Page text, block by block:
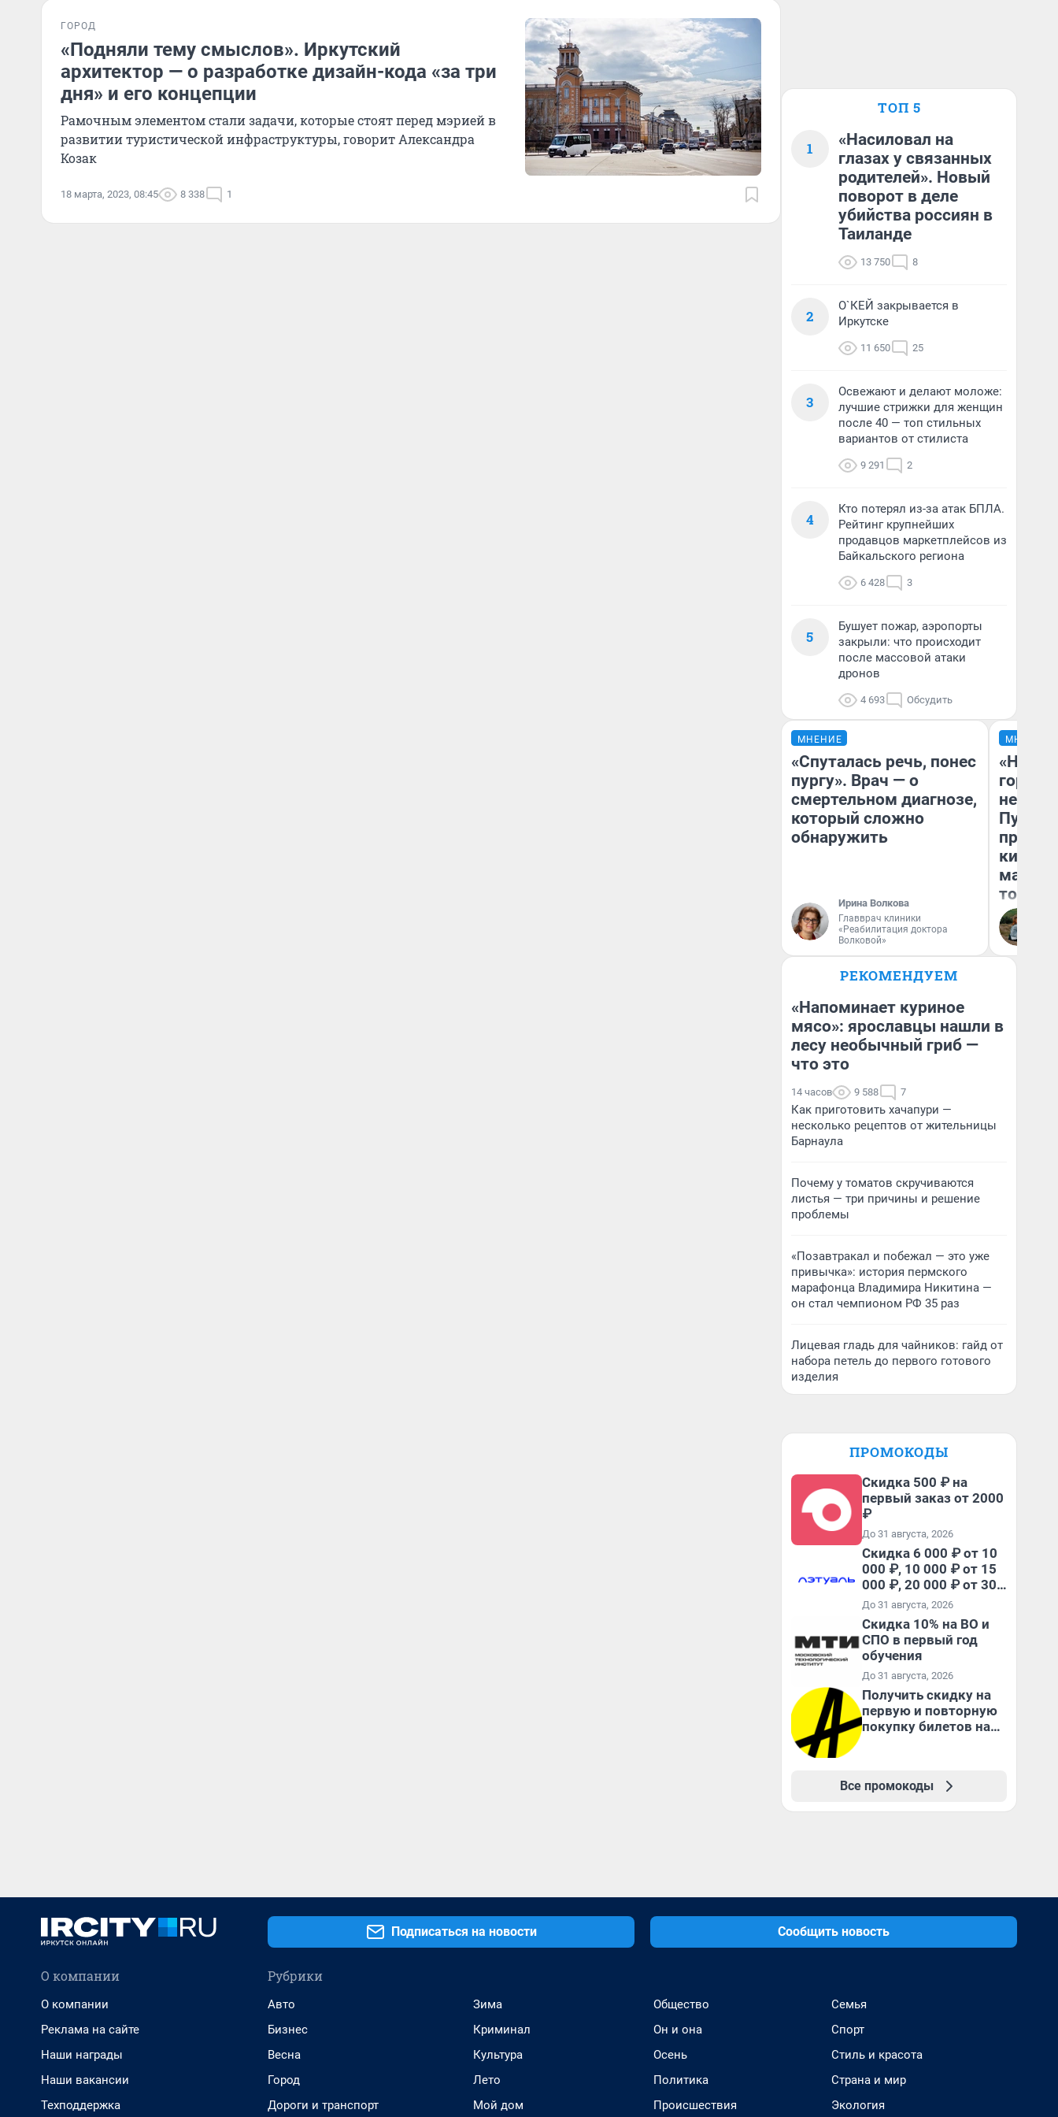
ГОРОД
«Подняли тему смыслов». Иркутский
архитектор — о разработке дизайн-кода «за три
дня» и его концепции
Рамочным элементом стали задачи, которые стоят перед мэрией в
развитии туристической инфраструктуры, говорит Александра
Козак
18 марта, 2023, 08:45 8 338 1
ТОП 5
1
«Насиловал на
глазах у связанных
родителей». Новый
поворот в деле
убийства россиян в
Таиланде
13 750 8
2
О`КЕЙ закрывается в
Иркутске
11 650 25
3
Освежают и делают моложе:
лучшие стрижки для женщин
после 40 — топ стильных
вариантов от стилиста
9 291 2
4
Кто потерял из-за атак БПЛА.
Рейтинг крупнейших
продавцов маркетплейсов из
Байкальского региона
6 428 3
5
Бушует пожар, аэропорты
закрыли: что происходит
после массовой атаки
дронов
4 693 Обсудить
МНЕНИЕ
«Спуталась речь, понес
пургу». Врач — о
смертельном диагнозе,
который сложно
обнаружить
Ирина Волкова
Главврач клиники
«Реабилитация доктора
Волковой»
МНЕНИЕ
«Нет
того
РЕКОМЕНДУЕМ
«Напоминает куриное
мясо»: ярославцы нашли в
лесу необычный гриб —
что это
14 часов 9 588 7
Как приготовить хачапури —
несколько рецептов от жительницы
Барнаула
Почему у томатов скручиваются
листья — три причины и решение
проблемы
«Позавтракал и побежал — это уже
привычка»: история пермского
марафонца Владимира Никитина —
он стал чемпионом РФ 35 раз
Лицевая гладь для чайников: гайд от
набора петель до первого готового
изделия
ПРОМОКОДЫ
Скидка 500 ₽ на
первый заказ от 2000
₽
До 31 августа, 2026
Скидка 6 000 ₽ от 10
000 ₽, 10 000 ₽ от 15
000 ₽, 20 000 ₽ от 30
000 ₽ и 35 000 ₽ от 50
000 ₽ на первый и все
повторные заказы по
промокоду НАБЕРИ
До 31 августа, 2026
Скидка 10% на ВО и
СПО в первый год
обучения
До 31 августа, 2026
Получить скидку на
первую и повторную
покупку билетов на
Все промокоды
Подписаться на новости Сообщить новость
О компании
О компании
Реклама на сайте
Наши награды
Наши вакансии
Техподдержка
Рубрики
Авто
Бизнес
Весна
Город
Дороги и транспорт
Зима
Криминал
Культура
Лето
Мой дом
Общество
Он и она
Осень
Политика
Происшествия
Семья
Спорт
Стиль и красота
Страна и мир
Экология